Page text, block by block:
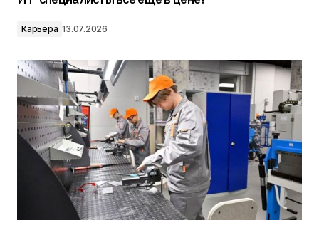
Карьера 13.07.2026